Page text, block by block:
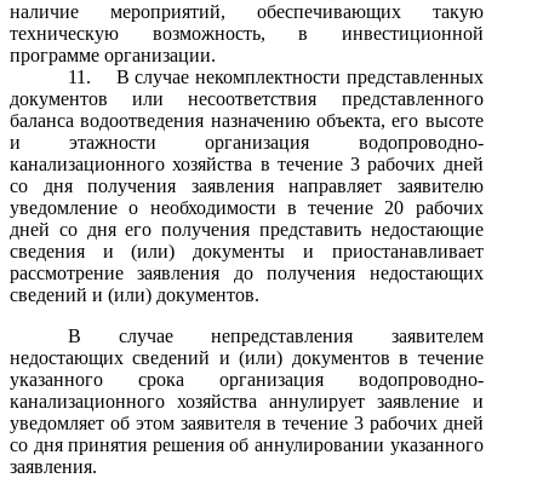
наличие мероприятий, обеспечивающих такую
техническую возможность, в инвестиционной
программе организации.
11.
В случае некомплектности представленных
документов или несоответствия представленного
баланса водоотведения назначению объекта, его высоте
и этажности организация водопроводно-
канализационного хозяйства в течение 3 рабочих дней
со дня получения заявления направляет заявителю
уведомление о необходимости в течение 20 рабочих
дней со дня его получения представить недостающие
сведения и (или) документы и приостанавливает
рассмотрение заявления до получения недостающих
сведений и (или) документов.
В случае непредставления заявителем
недостающих сведений и (или) документов в течение
указанного срока организация водопроводно-
канализационного хозяйства аннулирует заявление и
уведомляет об этом заявителя в течение 3 рабочих дней
со дня принятия решения об аннулировании указанного
заявления.